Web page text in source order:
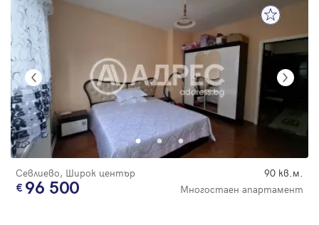
Севлиево, Широк център 90 кв.м.
96 500 Многостаен апартамент